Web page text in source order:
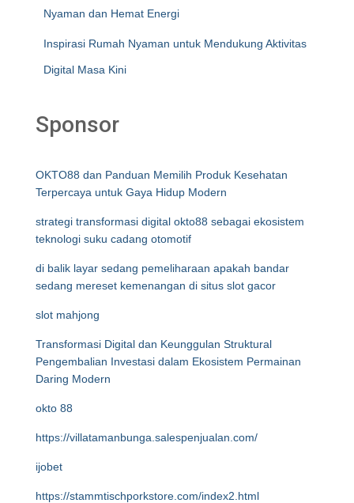
Nyaman dan Hemat Energi
Inspirasi Rumah Nyaman untuk Mendukung Aktivitas
Digital Masa Kini
Sponsor
OKTO88 dan Panduan Memilih Produk Kesehatan
Terpercaya untuk Gaya Hidup Modern
strategi transformasi digital okto88 sebagai ekosistem
teknologi suku cadang otomotif
di balik layar sedang pemeliharaan apakah bandar
sedang mereset kemenangan di situs slot gacor
slot mahjong
Transformasi Digital dan Keunggulan Struktural
Pengembalian Investasi dalam Ekosistem Permainan
Daring Modern
okto 88
https://villatamanbunga.salespenjualan.com/
ijobet
https://stammtischporkstore.com/index2.html